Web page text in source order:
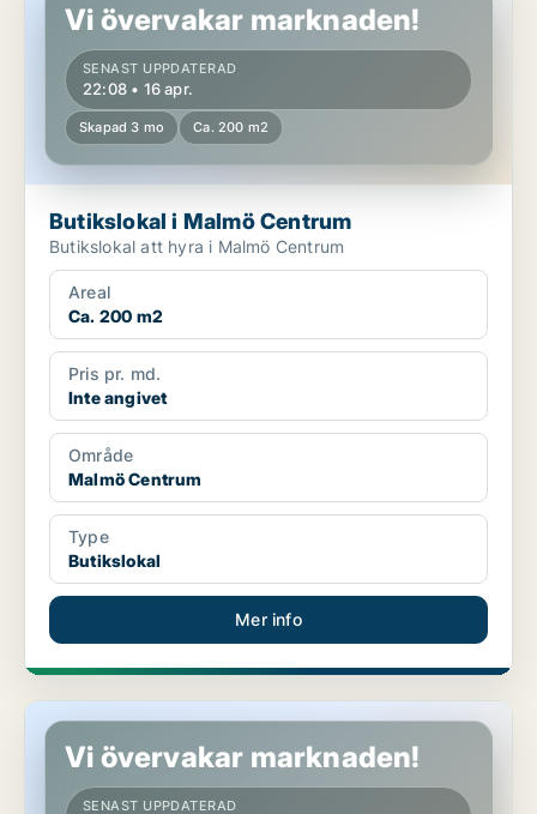
Vi övervakar marknaden!
SENAST UPPDATERAD
22:08 • 16 apr.
Skapad 3 mo Ca. 200 m2
Butikslokal i Malmö Centrum
Butikslokal att hyra i Malmö Centrum
Areal
Ca. 200 m2
Pris pr. md.
Inte angivet
Område
Malmö Centrum
Type
Butikslokal
Mer info
Butikslokal i Sofielund
Vi övervakar marknaden!
SENAST UPPDATERAD